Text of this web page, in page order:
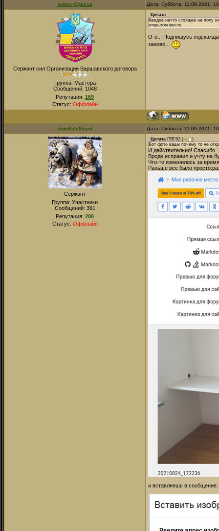
Алекс-Одесса Дата: Суббота, 11.09.2021,
Сержант сил Организации Варшавского договора
Группа: Мастера
Сообщений: 1048
Репутация: 169
Статус: Оффлайн
Цитата
Каждое нечто стоящее на полу
открытом месте.
О-о... Подпишусь под
заново...
fromSalekhard Дата: Суббота, 11.09.2021,
Сержант
Группа: Участники
Сообщений: 361
Репутация: 200
Статус: Оффлайн
Цитата ПВГ62 (
)
Вот фото ваши почему то не
И действительно! Спасибо.
Вроде исправил и учту на
Что-то изменилось за
Раньше все было
и вставляешь в